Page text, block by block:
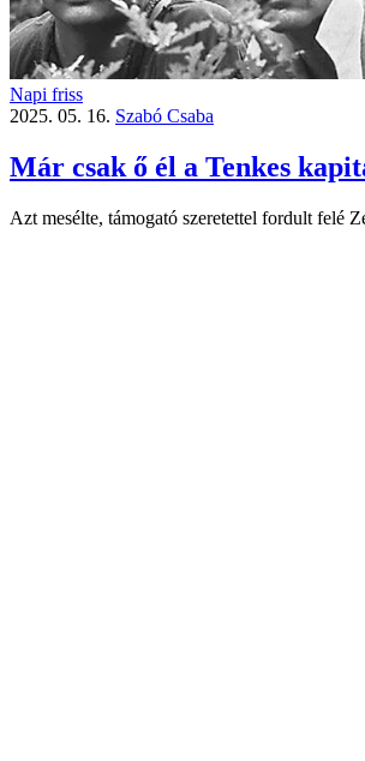
Napi friss
2025. 05. 16. Szabó Csaba
Már csak ő él a Tenkes
Azt mesélte, támogató szeretettel fordult felé